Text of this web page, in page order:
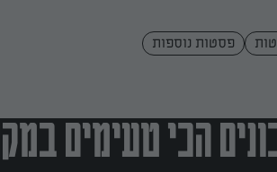
פסטות נוספות
הכי טעימים